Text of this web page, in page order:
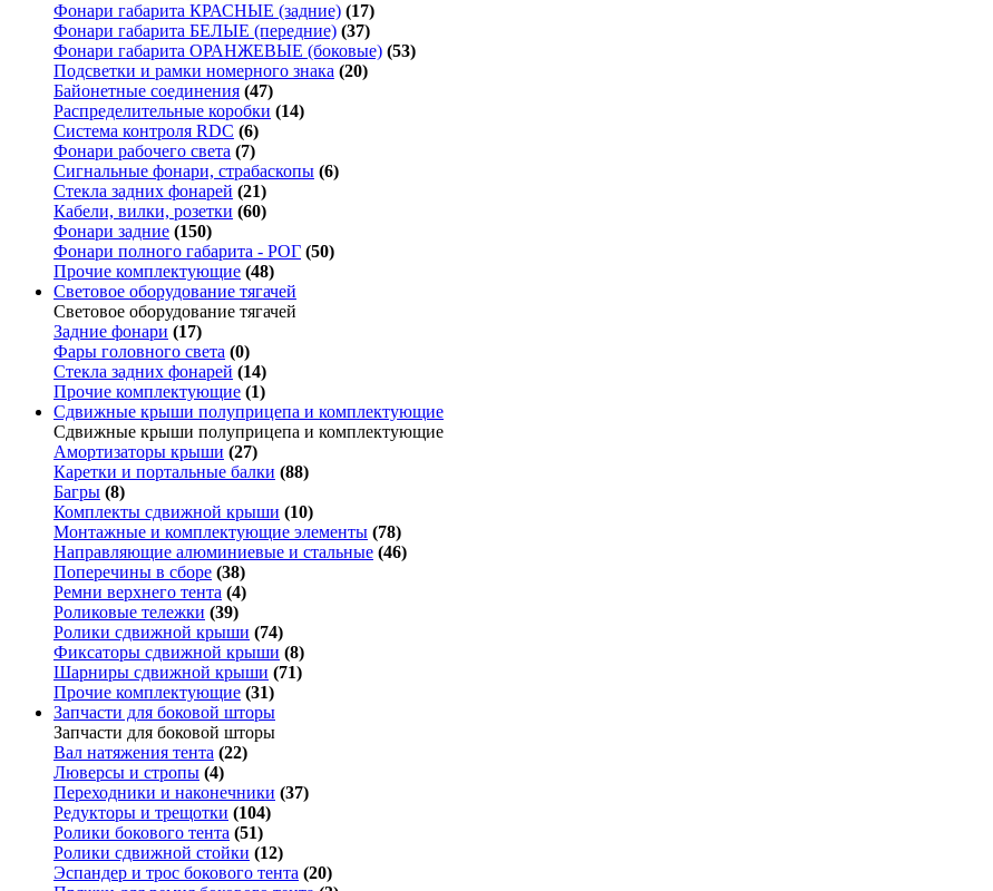
Фонари габарита КРАСНЫЕ (задние) (17)
Фонари габарита БЕЛЫЕ (передние) (37)
Фонари габарита ОРАНЖЕВЫЕ (боковые) (53)
Подсветки и рамки номерного знака (20)
Байонетные соединения (47)
Распределительные коробки (14)
Система контроля RDC (6)
Фонари рабочего света (7)
Сигнальные фонари, страбаскопы (6)
Стекла задних фонарей (21)
Кабели, вилки, розетки (60)
Фонари задние (150)
Фонари полного габарита - РОГ (50)
Прочие комплектующие (48)
Световое оборудование тягачей
Световое оборудование тягачей
Задние фонари (17)
Фары головного света (0)
Стекла задних фонарей (14)
Прочие комплектующие (1)
Сдвижные крыши полуприцепа и комплектующие
Сдвижные крыши полуприцепа и комплектующие
Амортизаторы крыши (27)
Каретки и портальные балки (88)
Багры (8)
Комплекты сдвижной крыши (10)
Монтажные и комплектующие элементы (78)
Направляющие алюминиевые и стальные (46)
Поперечины в сборе (38)
Ремни верхнего тента (4)
Роликовые тележки (39)
Ролики сдвижной крыши (74)
Фиксаторы сдвижной крыши (8)
Шарниры сдвижной крыши (71)
Прочие комплектующие (31)
Запчасти для боковой шторы
Запчасти для боковой шторы
Вал натяжения тента (22)
Люверсы и стропы (4)
Переходники и наконечники (37)
Редукторы и трещотки (104)
Ролики бокового тента (51)
Ролики сдвижной стойки (12)
Эспандер и трос бокового тента (20)